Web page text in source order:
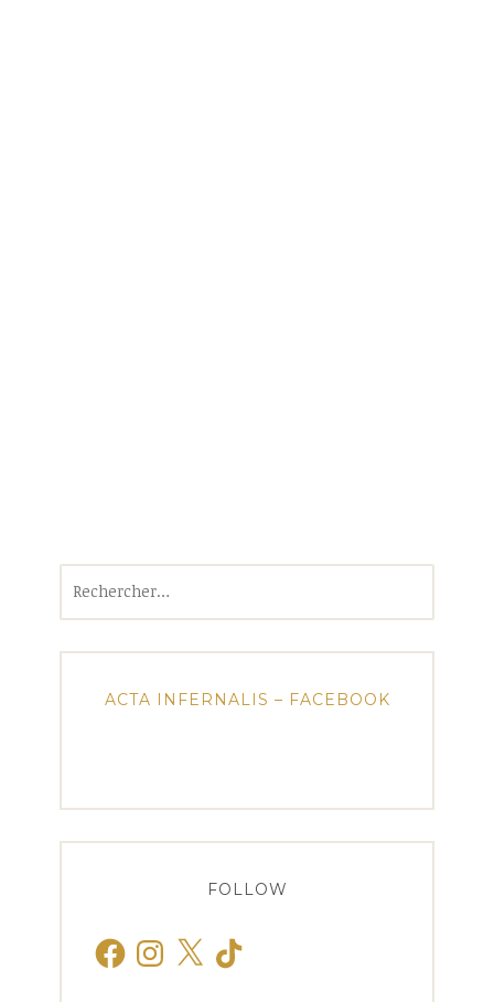
ACTA INFERNALIS – FACEBOOK
FOLLOW
FacebookInstagram
X TikTok